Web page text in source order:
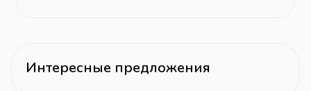
Интересные предложения